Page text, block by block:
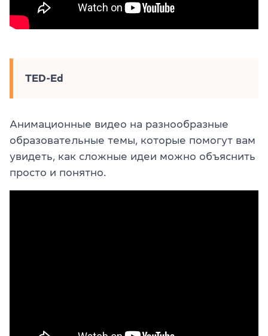
TED-Ed
Анимационные видео на разнообразные
образовательные темы, которые помогут вам
увидеть, как сложные идеи можно объяснить
просто и понятно.